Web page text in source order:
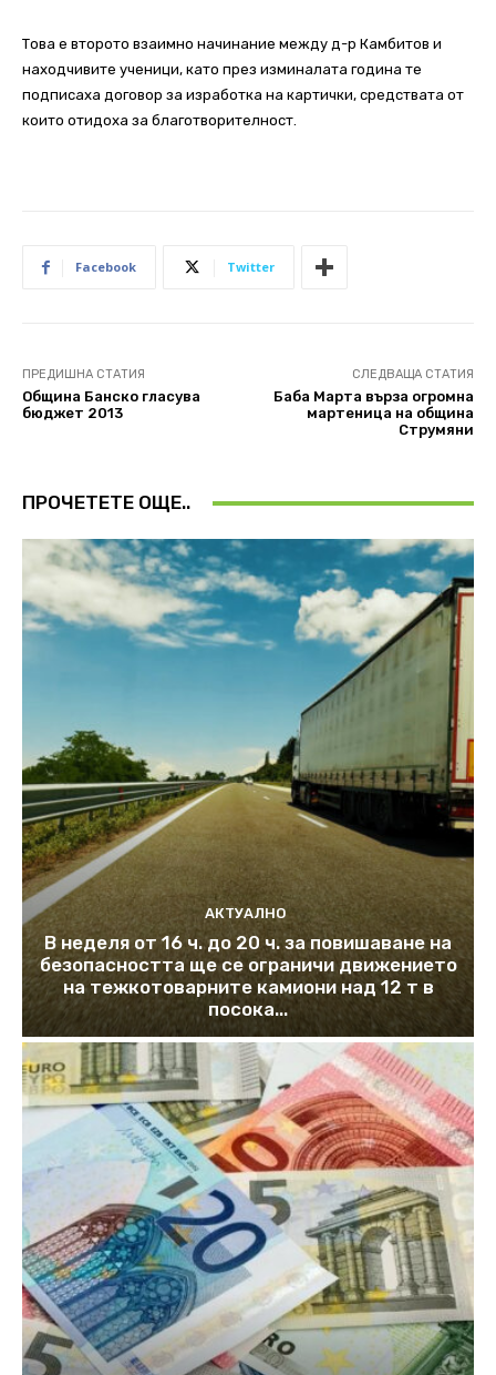
Това е второто взаимно начинание между д-р Камбитов и
находчивите ученици, като през изминалата година те
подписаха договор за изработка на картички, средствата от
които отидоха за благотворителност.
Facebook Twitter
ПРЕДИШНА СТАТИЯ
Община Банско гласува
бюджет 2013
СЛЕДВАЩА СТАТИЯ
Баба Марта върза огромна
мартеница на община
Струмяни
ПРОЧЕТЕТЕ ОЩЕ..
АКТУАЛНО
В неделя от 16 ч. до 20 ч. за повишаване на
безопасността ще се ограничи движението
на тежкотоварните камиони над 12 т в
посока...